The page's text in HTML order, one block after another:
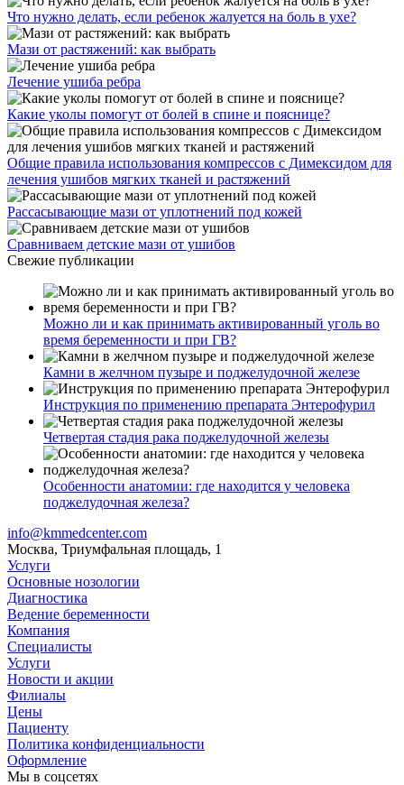
Что нужно делать, если ребенок жалуется на боль в ухе?
Мази от растяжений: как выбрать
Лечение ушиба ребра
Какие уколы помогут от болей в спине и пояснице?
Общие правила использования компрессов с Димексидом для
лечения ушибов мягких тканей и растяжений
Рассасывающие мази от уплотнений под кожей
Сравниваем детские мази от ушибов
Свежие публикации
Можно ли и как принимать активированный уголь во
время беременности и при ГВ?
Камни в желчном пузыре и поджелудочной железе
Инструкция по применению препарата Энтерофурил
Четвертая стадия рака поджелудочной железы
Особенности анатомии: где находится у человека
поджелудочная железа?
info@kmmedcenter.com
Москва, Триумфальная площадь, 1
Услуги
Основные нозологии
Диагностика
Ведение беременности
Компания
Специалисты
Услуги
Новости и акции
Филиалы
Цены
Пациенту
Политика конфиденциальности
Оформление
Мы в соцсетях